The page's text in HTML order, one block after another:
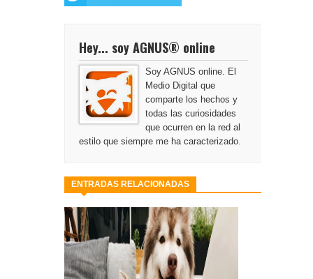
Hey... soy AGNUS® online
Soy AGNUS online. El
Medio Digital que
comparte los hechos y
todas las curiosidades
que ocurren en la red al
estilo que siempre me ha caracterizado.
ENTRADAS RELACIONADAS